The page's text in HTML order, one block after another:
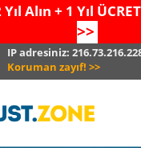
Yıl Alın + 1 Yıl
>>
IP adresiniz:
Koruman zayıf! >>